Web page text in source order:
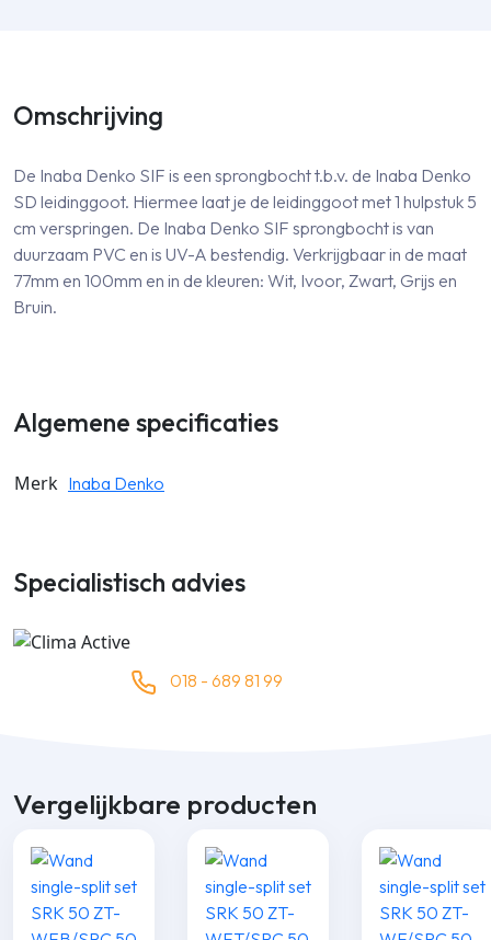
Omschrijving
De Inaba Denko SIF is een sprongbocht t.b.v. de Inaba Denko
SD leidinggoot. Hiermee laat je de leidinggoot met 1 hulpstuk 5
cm verspringen. De Inaba Denko SIF sprongbocht is van
duurzaam PVC en is UV-A bestendig. Verkrijgbaar in de maat
77mm en 100mm en in de kleuren: Wit, Ivoor, Zwart, Grijs en
Bruin.
Algemene specificaties
Merk Inaba Denko
Specialistisch advies
018 - 689 81 99
Vergelijkbare producten